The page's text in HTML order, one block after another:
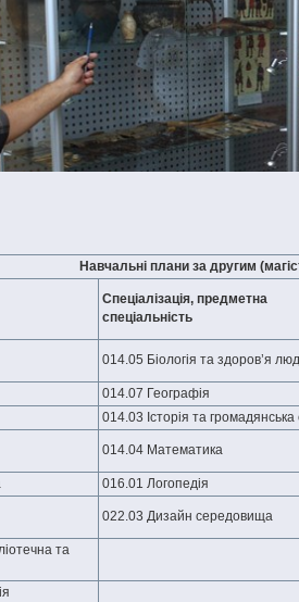
Навчальні плани за другим
Спеціалізація, предметна
спеціальність
014.05 Біологія та здоров’я
014.07 Географія
014.03 Історія та громадянська
014.04 Математика
016.01 Логопедія
022.03 Дизайн середовища
та